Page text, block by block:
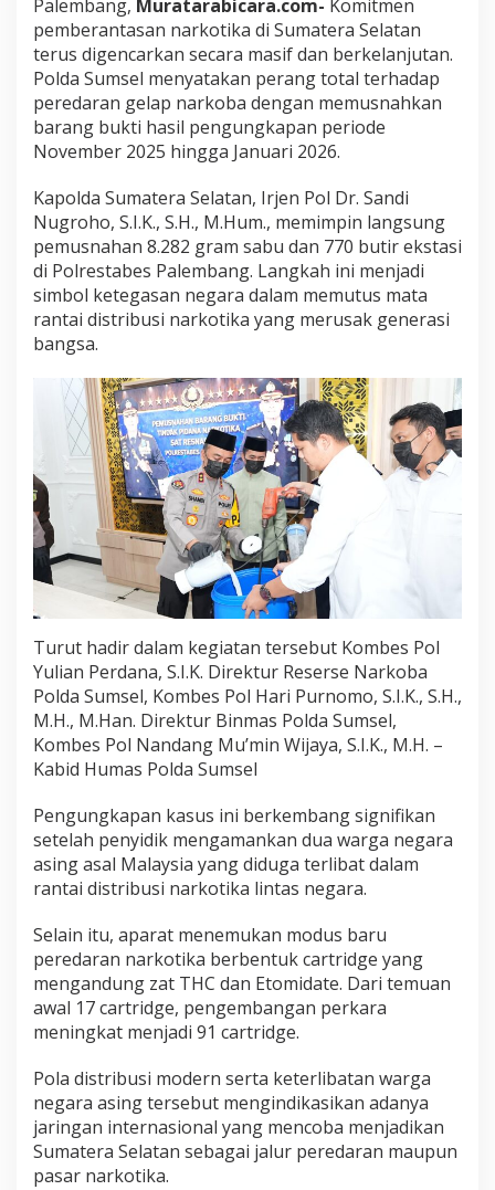
l
u
s
n
a
h
k
n
8
K
S
a
b
a
n
B
o
n
g
k
a
r
J
a
r
i
n
g
a
n
I
n
e
n
a
s
o
a
l
Palembang, Muratarabicara.com- Komitmen
pemberantasan narkotika di Sumatera Selatan
terus digencarkan secara masif dan berkelanjutan.
Polda Sumsel menyatakan perang total terhadap
peredaran gelap narkoba dengan memusnahkan
barang bukti hasil pengungkapan periode
November 2025 hingga Januari 2026.
Kapolda Sumatera Selatan, Irjen Pol Dr. Sandi
Nugroho, S.I.K., S.H., M.Hum., memimpin langsung
pemusnahan 8.282 gram sabu dan 770 butir ekstasi
di Polrestabes Palembang. Langkah ini menjadi
simbol ketegasan negara dalam memutus mata
rantai distribusi narkotika yang merusak generasi
bangsa.
Turut hadir dalam kegiatan tersebut Kombes Pol
Yulian Perdana, S.I.K. Direktur Reserse Narkoba
Polda Sumsel, Kombes Pol Hari Purnomo, S.I.K., S.H.,
M.H., M.Han. Direktur Binmas Polda Sumsel,
Kombes Pol Nandang Mu’min Wijaya, S.I.K., M.H. –
Kabid Humas Polda Sumsel
Pengungkapan kasus ini berkembang signifikan
setelah penyidik mengamankan dua warga negara
asing asal Malaysia yang diduga terlibat dalam
rantai distribusi narkotika lintas negara.
Selain itu, aparat menemukan modus baru
peredaran narkotika berbentuk cartridge yang
mengandung zat THC dan Etomidate. Dari temuan
awal 17 cartridge, pengembangan perkara
meningkat menjadi 91 cartridge.
Pola distribusi modern serta keterlibatan warga
negara asing tersebut mengindikasikan adanya
jaringan internasional yang mencoba menjadikan
Sumatera Selatan sebagai jalur peredaran maupun
pasar narkotika.